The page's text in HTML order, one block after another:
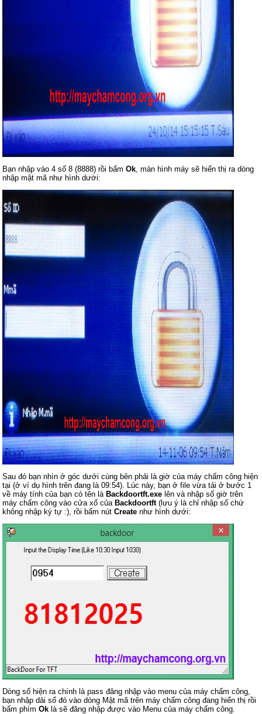
Bạn nhập vào 4 số 8 (8888) rồi bấmOk, màn hình máy sẽ hiển thị ra dòng
nhập mật mã như hình dưới:
Sau đó bạn nhìn ở góc dưới cùng bên phải là giờ của máy chấm công hiện
tại (ở ví dụ hình trên đang là 09:54). Lúc này, bạn ở file vừa tải ở bước 1
về máy tính của bạn có tên là Backdoortft.exe lên và nhập số giờ trên
máy chấm công vào cửa xổ củaBackdoortft(lưu ý là chỉ nhập số chứ
không nhập ký tự :), rồi bấm nútCreatenhư hình dưới:
Dòng số hiện ra chính là pass đăng nhập vào menu của máy chấm công,
bạn nhập dải số đó vào dòng Mật mã trên máy chấm công đang hiển thị rồi
bấm phímOk là sẽ đăng nhập được vào Menu của máy chấm công.